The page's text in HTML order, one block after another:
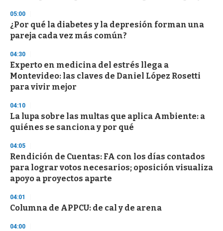
d
05:00
¿Por qué la diabetes y la depresión forman una
pareja cada vez más común?
04:30
Experto en medicina del estrés llega a
Montevideo: las claves de Daniel López Rosetti
para vivir mejor
04:10
La lupa sobre las multas que aplica Ambiente: a
quiénes se sanciona y por qué
04:05
Rendición de Cuentas: FA con los días contados
para lograr votos necesarios; oposición visualiza
apoyo a proyectos aparte
04:01
Columna de APPCU: de cal y de arena
04:00